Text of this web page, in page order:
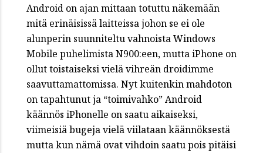
Android on ajan mittaan totuttu näkemään
mitä erinäisissä laitteissa johon se ei ole
alunperin suunniteltu vahnoista Windows
Mobile puhelimista N900:een, mutta iPhone on
ollut toistaiseksi vielä vihreän droidimme
saavuttamattomissa. Nyt kuitenkin mahdoton
on tapahtunut ja “toimivahko” Android
käännös iPhonelle on saatu aikaiseksi,
viimeisiä bugeja vielä viilataan käännöksestä
mutta kun nämä ovat vihdoin saatu pois pitäisi